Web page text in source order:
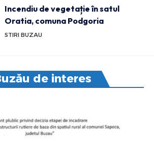
Incendiu de vegetație în satul
Oratia, comuna Podgoria
STIRI BUZAU
de interes